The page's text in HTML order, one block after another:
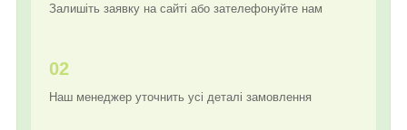
Залишіть заявку на сайті або зателефонуйте нам
02
Наш менеджер уточнить усі деталі замовлення